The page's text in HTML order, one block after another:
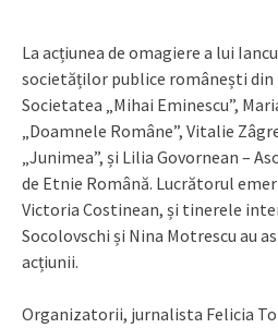
La acțiunea de omagiere a lui
societăților publice românești din
Societatea „Mihai Eminescu”,
„Doamnele Române”, Vitalie
„Junimea”, și Lilia Govornean –
de Etnie Română. Lucrătorul
Victoria Costinean, și tinerele
Socolovschi și Nina Motrescu au
acțiunii.
Organizatorii, jurnalista Felicia